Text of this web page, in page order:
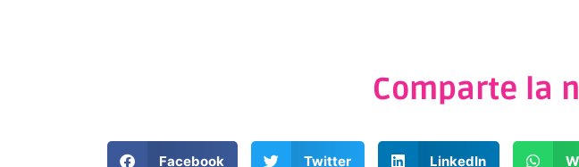
Comparte la
Facebook Twitter LinkedIn